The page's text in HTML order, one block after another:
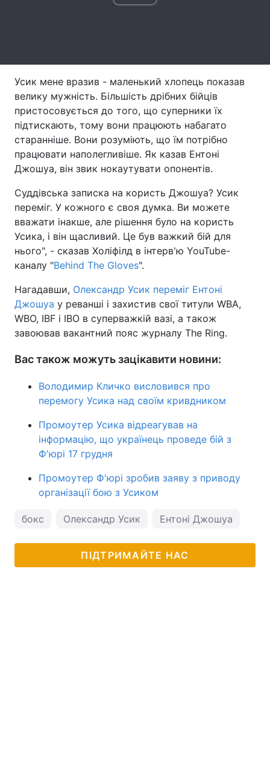
Статті
Контакти
Послуги
Тема оформлення
Усик мене вразив - маленький хлопець показав
велику мужність. Більшість дрібних бійців
пристосовується до того, що суперники їх
підтискають, тому вони працюють набагато
старанніше. Вони розуміють, що їм потрібно
працювати наполегливіше. Як казав Ентоні
Джошуа, він звик нокаутувати опонентів.
Суддівська записка на користь Джошуа? Усик
переміг. У кожного є своя думка. Ви можете
вважати інакше, але рішення було на користь
Усика, і він щасливий. Це був важкий бій для
нього", - сказав Холіфілд в інтерв'ю YouTube-
каналу "Behind The Gloves".
Нагадавши, Олександр Усик переміг Ентоні
Джошуа у реванші і захистив свої титули WBA,
WBO, IBF і IBO в суперважкій вазі, а також
завоював вакантний пояс журналу The Ring.
Вас також можуть зацікавити новини:
Володимир Кличко висловився про
перемогу Усика над своїм кривдником
Промоутер Усика відреагував на
інформацію, що українець проведе бій з
Ф'юрі 17 грудня
Промоутер Ф'юрі зробив заяву з приводу
організації бою з Усиком
бокс Олександр Усик Ентоні Джошуа
ПІДТРИМАЙТЕ НАС